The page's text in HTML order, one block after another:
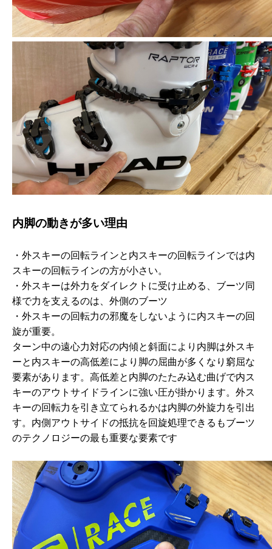
内脚の動きが多い理由
・外スキーの回転ラインと内スキーの回転ラインでは内
スキーの回転ラインの方が小さい。
・外スキーは外力をダイレクトに受け止める、ブーツ同
様で力を支えるのは、外側のブーツ
・外スキーの回転力の邪魔をしないように内スキーの回
旋が重要。
ターン中の遠心力対応の内傾と斜面により内脚は外スキ
ーと内スキーの高低差により脚の屈曲が多くなり窮屈な
要素があります。高低差と内脚のたたみ込む曲げで内ス
キーのアウトサイドラインに強い圧が掛かります。外ス
キーの回転力を引き立てられるかは内脚の外旋力を引出
す。内側アウトサイドの抵抗を回旋処理できるもブーツ
のテクノロジーの最も重要な要素です